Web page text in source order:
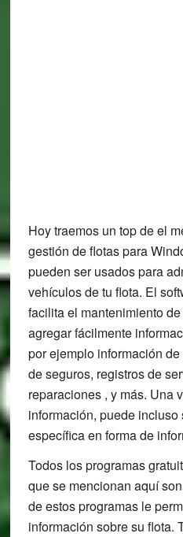
Hoy traemos un top de el
gestión de flotas para
pueden ser usados para
vehículos de tu flota. El
facilita el mantenimiento
agregar fácilmente
por ejemplo información
de seguros, registros de
reparaciones , y más. Una
información, puede incluso
específica en forma de
Todos los programas
que se mencionan aquí
de estos programas le
información sobre su flota.